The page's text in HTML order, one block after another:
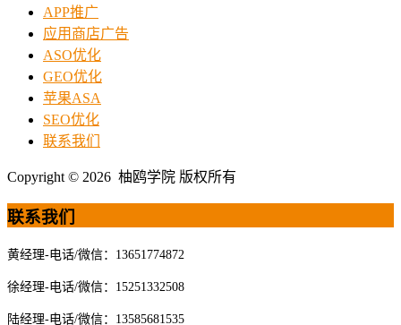
APP推广
应用商店广告
ASO优化
GEO优化
苹果ASA
SEO优化
联系我们
Copyright © 2026 柚鸥学院 版权所有
联系我们
黄经理-电话/微信：13651774872
徐经理-电话/微信：15251332508
陆经理-电话/微信：13585681535